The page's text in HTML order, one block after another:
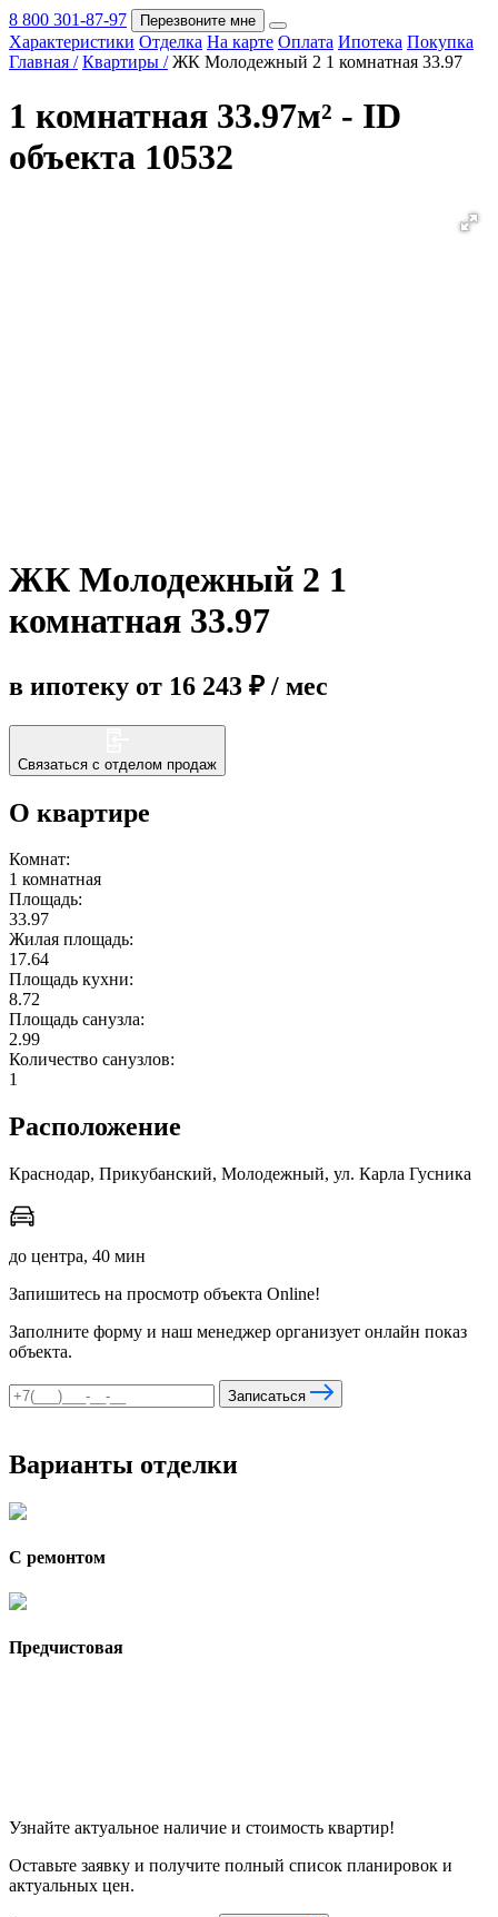
Покупка
мы в соцсетях
8 800 301-87-97 Перезвоните мне
Характеристики Отделка На карте Оплата Ипотека Покупка
Главная / Квартиры / ЖК Молодежный 2 1 комнатная 33.97
1 комнатная 33.97м² - ID
объекта 10532
ЖК Молодежный 2 1
комнатная 33.97
в ипотеку от 16 243 ₽ / мес
Связаться с отделом продаж
О квартире
Комнат:
1 комнатная
Площадь:
33.97
Жилая площадь:
17.64
Площадь кухни:
8.72
Площадь санузла:
2.99
Количество санузлов:
1
Расположение
Краснодар, Прикубанский, Молодежный, ул. Карла Гусника
до центра, 40 мин
Запишитесь на просмотр объекта Online!
Заполните форму и наш менеджер организует онлайн показ
объекта.
Записаться
Варианты отделки
С ремонтом
Предчистовая
Узнайте актуальное наличие и стоимость квартир!
Оставьте заявку и получите полный список планировок и
актуальных цен.